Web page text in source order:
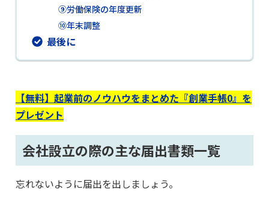
⑨労働保険の年度更新
⑩年末調整
最後に
【無料】起業前のノウハウをまとめた『創業手帳0』を
プレゼント
会社設立の際の主な届出書類一覧
忘れないように届出を出しましょう。